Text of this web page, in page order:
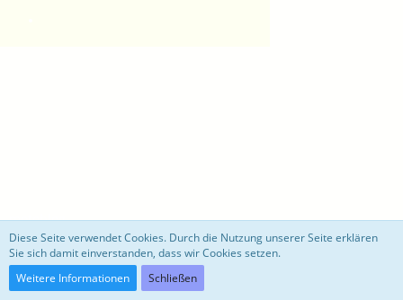
motoblog
Community-Software:
Diese Seite verwendet Cookies. Durch die Nutzung unserer Seite erklären
Sie sich damit einverstanden, dass wir Cookies setzen.
Weitere Informationen
Schließen